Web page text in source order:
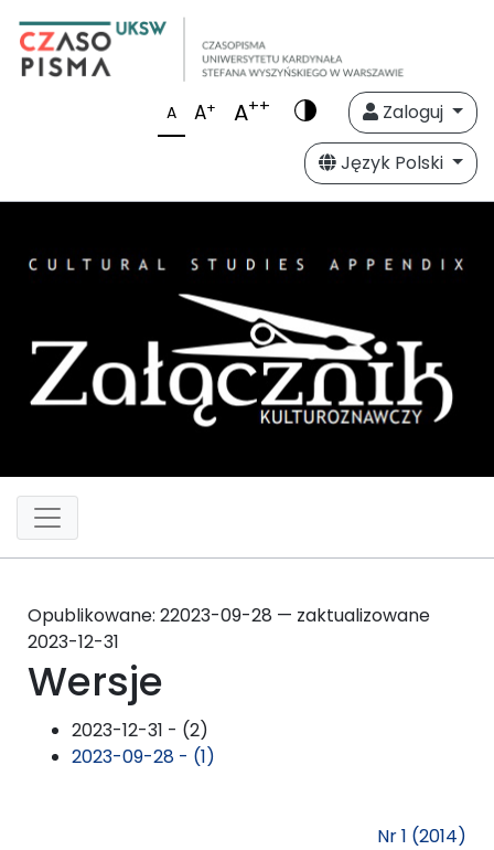
A A+ A++
Zaloguj
Język Polski
Opublikowane: 22023-09-28 — zaktualizowane
2023-12-31
Wersje
2023-12-31 - (2)
2023-09-28 - (1)
Nr 1 (2014)